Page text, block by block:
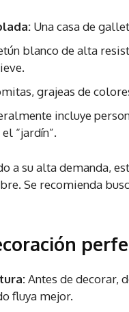
Una casa de
blanco de alta
grajeas de
incluye
“jardín”.
a su alta demanda,
Se recomienda
Antes de decorar,
fluya mejor.